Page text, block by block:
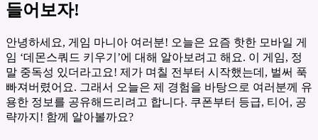
들어보자!
안녕하세요, 게임 마니아 여러분! 오늘은 요즘 핫한 모바일 게
임 ‘데몬스쿼드 키우기’에 대해 알아보려고 해요. 이 게임, 정
말 중독성 있더라고요! 제가 며칠 전부터 시작했는데, 벌써 푹
빠져버렸어요. 그래서 오늘은 제 경험을 바탕으로 여러분께 유
용한 정보를 공유해드리려고 합니다. 쿠폰부터 등급, 티어, 공
략까지! 함께 알아볼까요?